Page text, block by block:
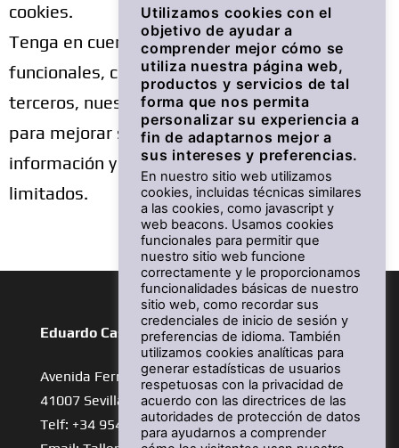
cookies.
Tenga en cuenta que, si no permite cookies
funcionales, cookies de análisis o cookies de
terceros, nuestra capacidad y la de terceros
para mejorar su experiencia en línea y brindarle
información y servicios personalizados serán
limitados.
Eduardo Castro Motos – Taller
Avenida Fernández Murube,42
41007 Sevilla
Telf: +34 954 42 22 55
Utilizamos cookies con el
objetivo de ayudar a
comprender mejor cómo se
utiliza nuestra página web,
productos y servicios de tal
forma que nos permita
personalizar su experiencia a
fin de adaptarnos mejor a
sus intereses y preferencias.
En nuestro sitio web utilizamos
cookies, incluidas técnicas similares
a las cookies, como javascript y
web beacons. Usamos cookies
funcionales para permitir que
nuestro sitio web funcione
correctamente y le proporcionamos
funcionalidades básicas de nuestro
sitio web, como recordar sus
credenciales de inicio de sesión y
preferencias de idioma. También
utilizamos cookies analíticas para
generar estadísticas de usuarios
respetuosas con la privacidad de
acuerdo con las directrices de las
autoridades de protección de datos
para ayudarnos a comprender